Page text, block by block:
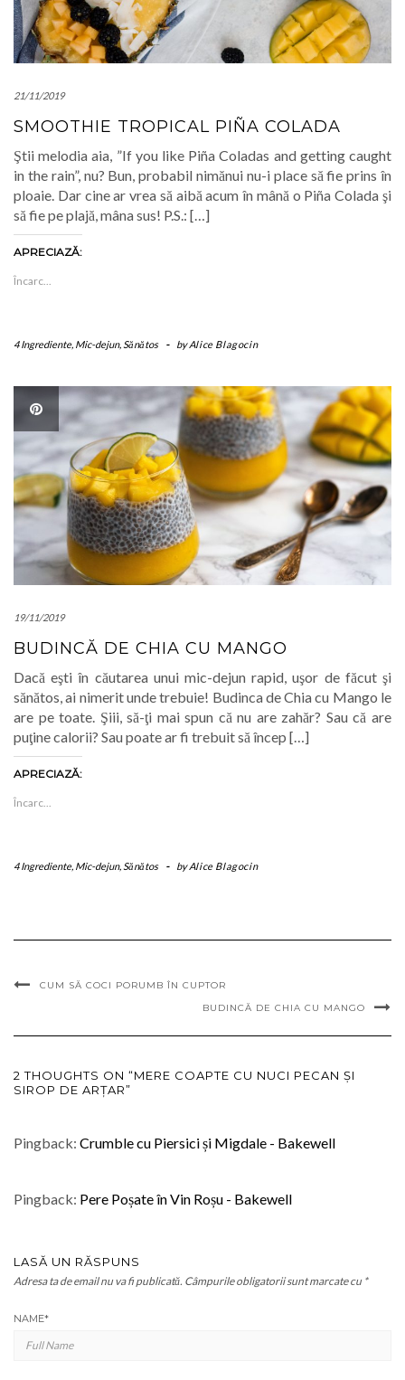
21/11/2019
SMOOTHIE TROPICAL PIÑA COLADA
Ştii melodia aia, ”If you like Piña Coladas and getting caught
in the rain”, nu? Bun, probabil nimănui nu-i place să fie prins în
ploaie. Dar cine ar vrea să aibă acum în mână o Piña Colada şi
să fie pe plajă, mâna sus! P.S.: […]
APRECIAZĂ:
Încarc...
4 Ingrediente, Mic-dejun,Sănătos - byAlice Blagocin
19/11/2019
BUDINCĂ DE CHIA CU MANGO
Dacă eşti în căutarea unui mic-dejun rapid, uşor de făcut şi
sănătos, ai nimerit unde trebuie! Budinca de Chia cu Mango le
are pe toate. Şiii, să-ţi mai spun că nu are zahăr? Sau că are
puţine calorii? Sau poate ar fi trebuit să încep […]
APRECIAZĂ:
Încarc...
4 Ingrediente, Mic-dejun,Sănătos - byAlice Blagocin
CUM SĂ COCI PORUMB ÎN CUPTOR
BUDINCĂ DE CHIA CU MANGO
2 THOUGHTS ON “MERE COAPTE CU NUCI PECAN ŞI
SIROP DE ARŢAR”
Pingback: Crumble cu Piersici și Migdale - Bakewell
Pingback: Pere Poșate în Vin Roșu - Bakewell
LASĂ UN RĂSPUNS
Adresa ta de email nu va fi publicată. Câmpurile obligatorii sunt marcate cu *
NAME*